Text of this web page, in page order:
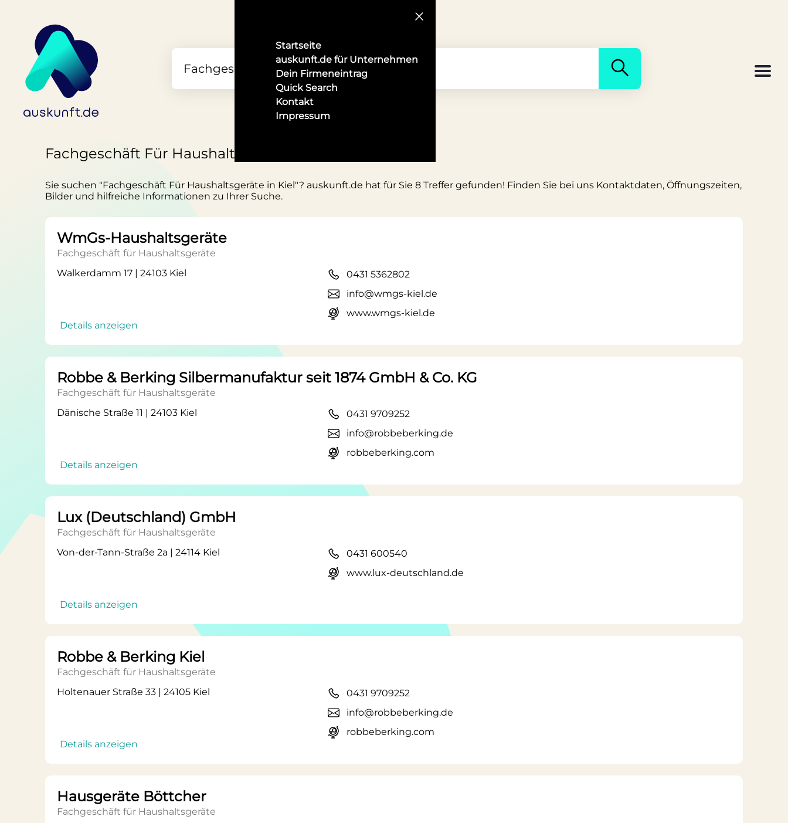
Startseite
auskunft.de für Unternehmen
Dein Firmeneintrag
Quick Search
Kontakt
Impressum
Fachgeschäft Für Haushaltsgeräte in Kiel
Sie suchen "Fachgeschäft Für Haushaltsgeräte in Kiel"? auskunft.de hat für Sie 8 Treffer gefunden! Finden Sie bei uns Kontaktdaten, Öffnungszeiten,
Bilder und hilfreiche Informationen zu Ihrer Suche.
WmGs-Haushaltsgeräte
Fachgeschäft für Haushaltsgeräte
Walkerdamm 17 | 24103 Kiel
Details anzeigen
0431 5362802
info@wmgs-kiel.de
www.wmgs-kiel.de
Robbe & Berking Silbermanufaktur seit 1874 GmbH & Co. KG
Fachgeschäft für Haushaltsgeräte
Dänische Straße 11 | 24103 Kiel
Details anzeigen
0431 9709252
info@robbeberking.de
robbeberking.com
Lux (Deutschland) GmbH
Fachgeschäft für Haushaltsgeräte
Von-der-Tann-Straße 2a | 24114 Kiel
Details anzeigen
0431 600540
www.lux-deutschland.de
Robbe & Berking Kiel
Fachgeschäft für Haushaltsgeräte
Holtenauer Straße 33 | 24105 Kiel
Details anzeigen
0431 9709252
info@robbeberking.de
robbeberking.com
Hausgeräte Böttcher
Fachgeschäft für Haushaltsgeräte